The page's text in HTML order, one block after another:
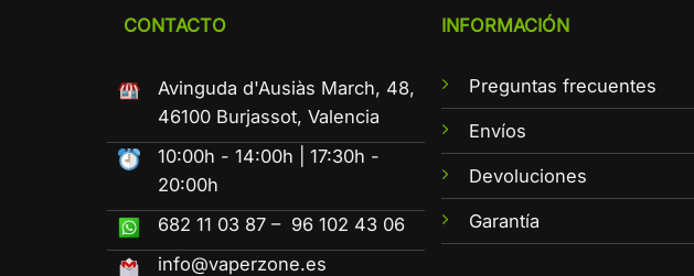
CONTACTO
Avinguda d'Ausiàs March, 48,
46100 Burjassot, Valencia
10:00h - 14:00h | 17:30h -
20:00h
682 11 03 87 – 96 102 43 06
info@vaperzone.es
INFORMACIÓN
Preguntas frecuentes
Envíos
Devoluciones
Garantía